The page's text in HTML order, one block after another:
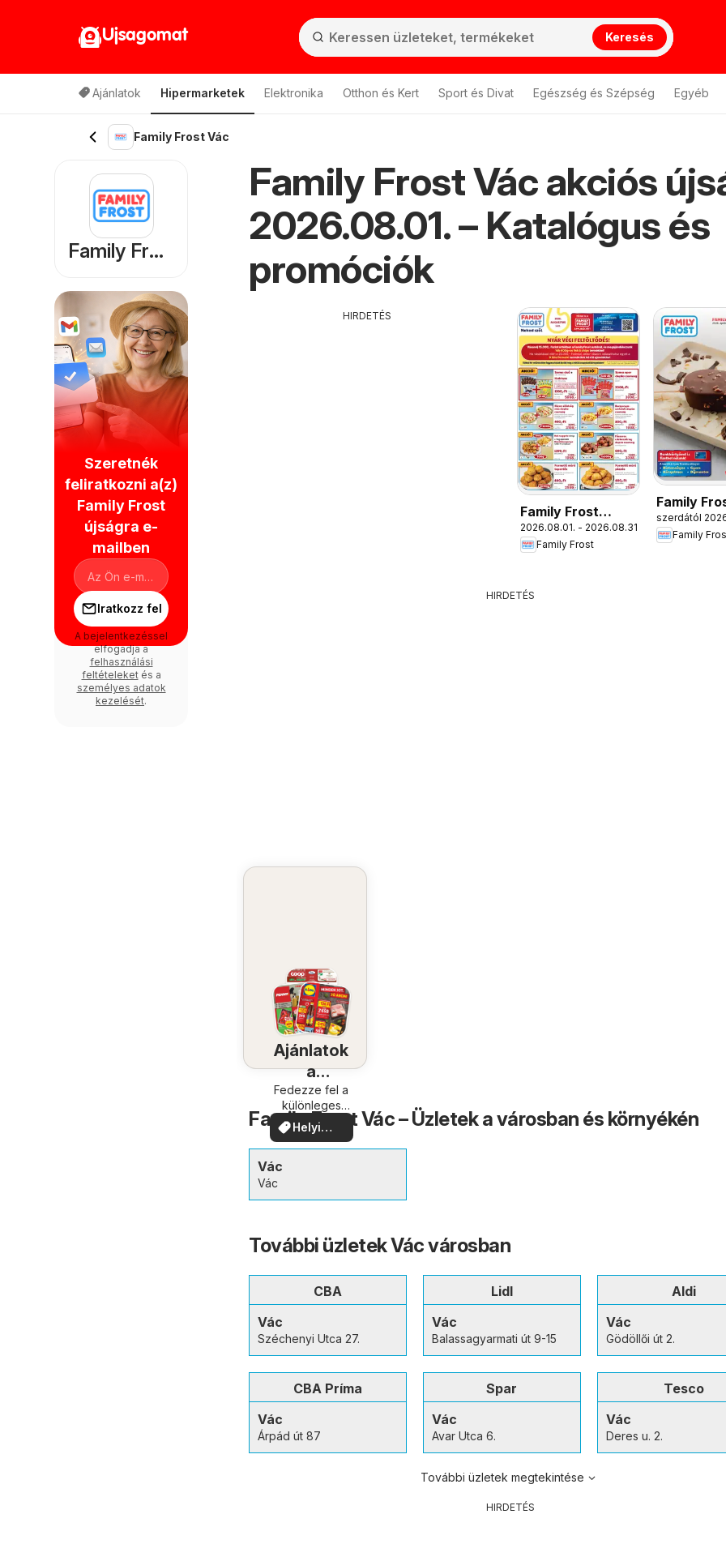
Ujsagomat Keresés
Ajánlatok Hipermarketek Elektronika Otthon és Kert Sport és Divat Egészség és Szépség Egyéb
Family Frost Vác
Family Frost Vác akciós
2026.08.01. – Katalógus és
promóciók
HIRDETÉS
Family Frost
akciós újság
2026.08.01. - 2026.08.31.
Family Frost
Family
Katalógus
szerdától
Family
HIRDETÉS
Ajánlatok
a
közelében
Fedezze fel a
különleges
ajánlatokat
Helyi
ajánlatok
Family Frost Vác – Üzletek a városban és környékén
Vác
Vác
További üzletek Vác városban
CBA
Vác
Széchenyi Utca 27.
Lidl
Vác
Balassagyarmati út 9-15
Aldi
Vác
Gödöllői út 2.
CBA Príma
Vác
Árpád út 87
Spar
Vác
Avar Utca 6.
Tesco
Vác
Deres u. 2.
További üzletek megtekintése
HIRDETÉS
Family Frost
Szeretnék
feliratkozni a(z)
Family Frost
újságra e-
mailben
Iratkozz fel
A bejelentkezéssel
elfogadja a
felhasználási
feltételeketés a
személyes adatok
kezelését.